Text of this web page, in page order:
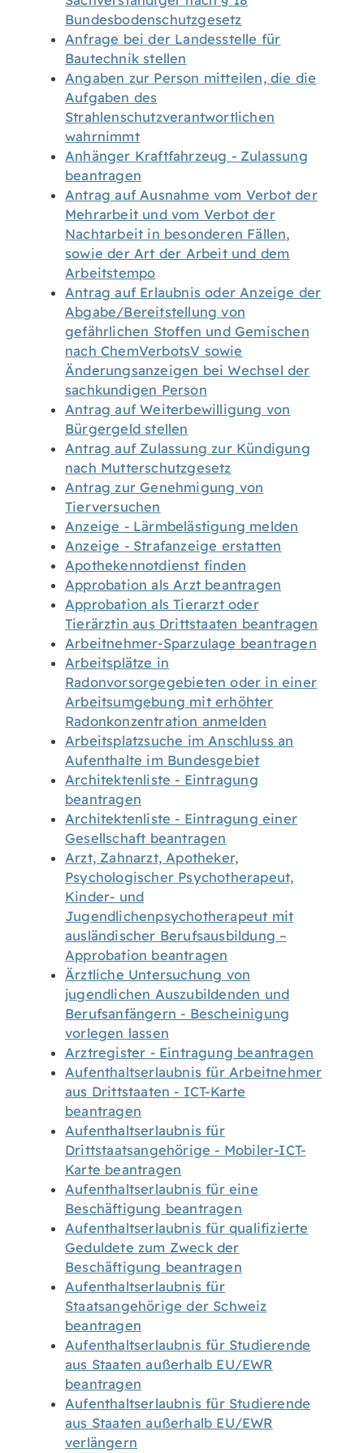
Bundesbodenschutzgesetz
Anfrage bei der Landesstelle für
Bautechnik stellen
Angaben zur Person mitteilen, die die
Aufgaben des
Strahlenschutzverantwortlichen
wahrnimmt
Anhänger Kraftfahrzeug - Zulassung
beantragen
Antrag auf Ausnahme vom Verbot der
Mehrarbeit und vom Verbot der
Nachtarbeit in besonderen Fällen,
sowie der Art der Arbeit und dem
Arbeitstempo
Antrag auf Erlaubnis oder Anzeige der
Abgabe/Bereitstellung von
gefährlichen Stoffen und Gemischen
nach ChemVerbotsV sowie
Änderungsanzeigen bei Wechsel der
sachkundigen Person
Antrag auf Weiterbewilligung von
Bürgergeld stellen
Antrag auf Zulassung zur Kündigung
nach Mutterschutzgesetz
Antrag zur Genehmigung von
Tierversuchen
Anzeige - Lärmbelästigung melden
Anzeige - Strafanzeige erstatten
Apothekennotdienst finden
Approbation als Arzt beantragen
Approbation als Tierarzt oder
Tierärztin aus Drittstaaten beantragen
Arbeitnehmer-Sparzulage beantragen
Arbeitsplätze in
Radonvorsorgegebieten oder in einer
Arbeitsumgebung mit erhöhter
Radonkonzentration anmelden
Arbeitsplatzsuche im Anschluss an
Aufenthalte im Bundesgebiet
Architektenliste - Eintragung
beantragen
Architektenliste - Eintragung einer
Gesellschaft beantragen
Arzt, Zahnarzt, Apotheker,
Psychologischer Psychotherapeut,
Kinder- und
Jugendlichenpsychotherapeut mit
ausländischer Berufsausbildung –
Approbation beantragen
Ärztliche Untersuchung von
jugendlichen Auszubildenden und
Berufsanfängern - Bescheinigung
vorlegen lassen
Arztregister - Eintragung beantragen
Aufenthaltserlaubnis für Arbeitnehmer
aus Drittstaaten - ICT-Karte
beantragen
Aufenthaltserlaubnis für
Drittstaatsangehörige - Mobiler-ICT-
Karte beantragen
Aufenthaltserlaubnis für eine
Beschäftigung beantragen
Aufenthaltserlaubnis für qualifizierte
Geduldete zum Zweck der
Beschäftigung beantragen
Aufenthaltserlaubnis für
Staatsangehörige der Schweiz
beantragen
Aufenthaltserlaubnis für Studierende
aus Staaten außerhalb EU/EWR
beantragen
Aufenthaltserlaubnis für Studierende
aus Staaten außerhalb EU/EWR
verlängern